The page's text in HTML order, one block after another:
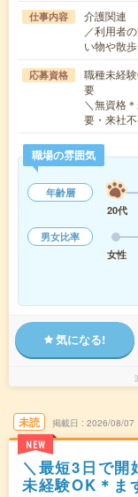
仕事内容
介護関連
／利用者
い物や散
応募資格
職種未経
要
＼無資格
要・来社
職場の雰囲気
年齢層
20代
男女比率
女性
気になる!
未読
NEW
掲載日 2026/08/07
＼最短3日で開
未経験OK＊ま